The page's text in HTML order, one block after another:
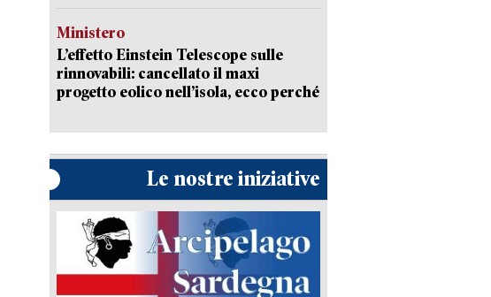
Ministero
L’effetto Einstein Telescope sulle
rinnovabili: cancellato il maxi
progetto eolico nell’isola, ecco perché
Le nostre iniziative